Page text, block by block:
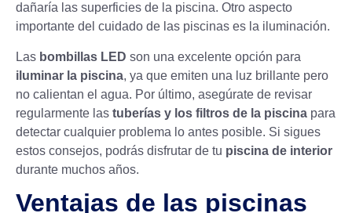
dañaría las superficies de la piscina. Otro aspecto
importante del cuidado de las piscinas es la iluminación.
Las bombillas LED son una excelente opción para
iluminar la piscina, ya que emiten una luz brillante pero
no calientan el agua. Por último, asegúrate de revisar
regularmente las tuberías y los filtros de la piscina para
detectar cualquier problema lo antes posible. Si sigues
estos consejos, podrás disfrutar de tu piscina de interior
durante muchos años.
Ventajas de las piscinas